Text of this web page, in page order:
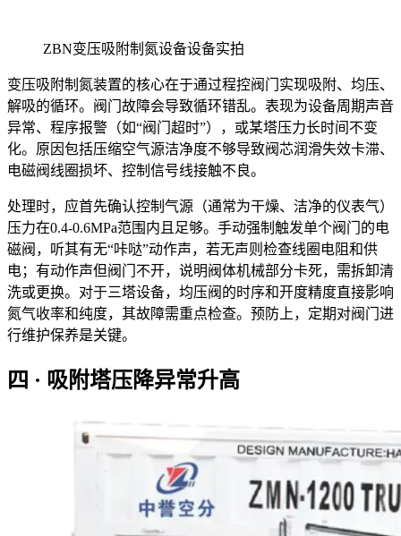
ZBN变压吸附制氮设备设备实拍
变压吸附制氮装置的核心在于通过程控阀门实现吸附、均压、
解吸的循环。阀门故障会导致循环错乱。表现为设备周期声音
异常、程序报警（如“阀门超时”），或某塔压力长时间不变
化。原因包括压缩空气源洁净度不够导致阀芯润滑失效卡滞、
电磁阀线圈损坏、控制信号线接触不良。
处理时，应首先确认控制气源（通常为干燥、洁净的仪表气）
压力在0.4-0.6MPa范围内且足够。手动强制触发单个阀门的电
磁阀，听其有无“咔哒”动作声，若无声则检查线圈电阻和供
电；有动作声但阀门不开，说明阀体机械部分卡死，需拆卸清
洗或更换。对于三塔设备，均压阀的时序和开度精度直接影响
氮气收率和纯度，其故障需重点检查。预防上，定期对阀门进
行维护保养是关键。
四 · 吸附塔压降异常升高